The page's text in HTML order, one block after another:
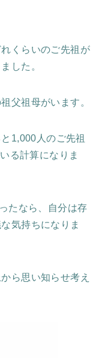
くらいのご先祖が
した。
父祖母がいます。
1,000人のご先祖
る計算になりま
たなら、自分は存
気持ちになりま
ら思い知らせ考え